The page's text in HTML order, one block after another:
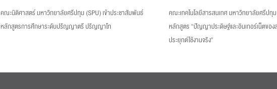
คณะนิติศาสตร์ มหาวิทยาลัยศรีปทุม (SPU) เข้าประชาสัมพันธ์
หลักสูตรการศึกษาระดับปริญญาตรี ปริญญาโท
คณะเทคโนโลยีสารสนเทศ มหาวิทยาลัยศรีปทุ
หลักสูตร “ปัญญาประดิษฐ์และอินเทอร์เน็ตของ
ประยุกต์ใช้งานจริง”